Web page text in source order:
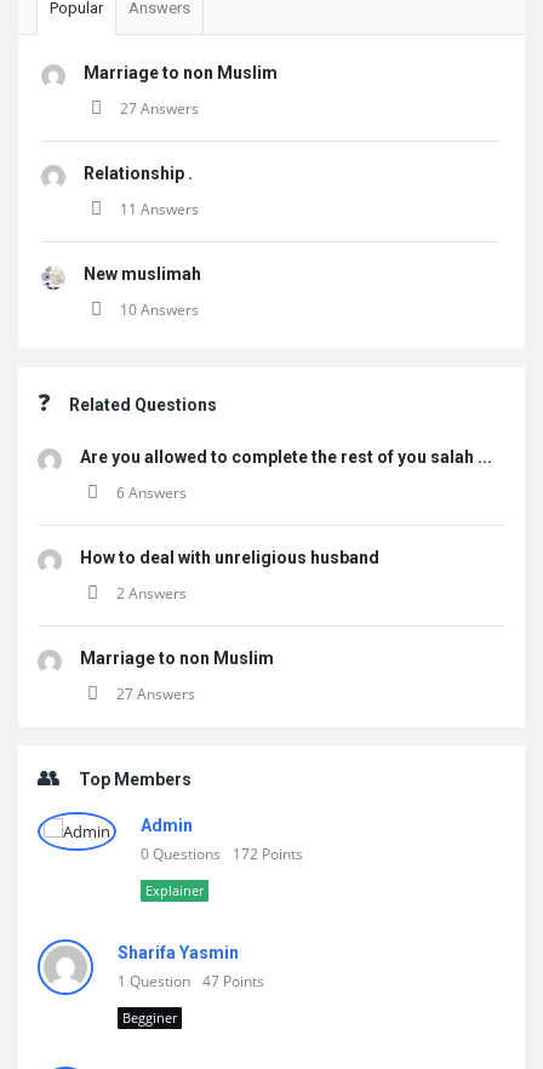
Popular Answers
Marriage to non Muslim
27 Answers
Relationship .
11 Answers
New muslimah
10 Answers
Related Questions
Are you allowed to complete the rest of you salah ...
6 Answers
How to deal with unreligious husband
2 Answers
Marriage to non Muslim
27 Answers
Top Members
Admin
0 Questions 172 Points
Explainer
Sharifa Yasmin
1 Question 47 Points
Begginer